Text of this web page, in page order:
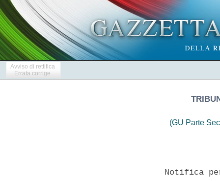
Avviso di rettifica
Errata corrige
(GU Parte
Notifica